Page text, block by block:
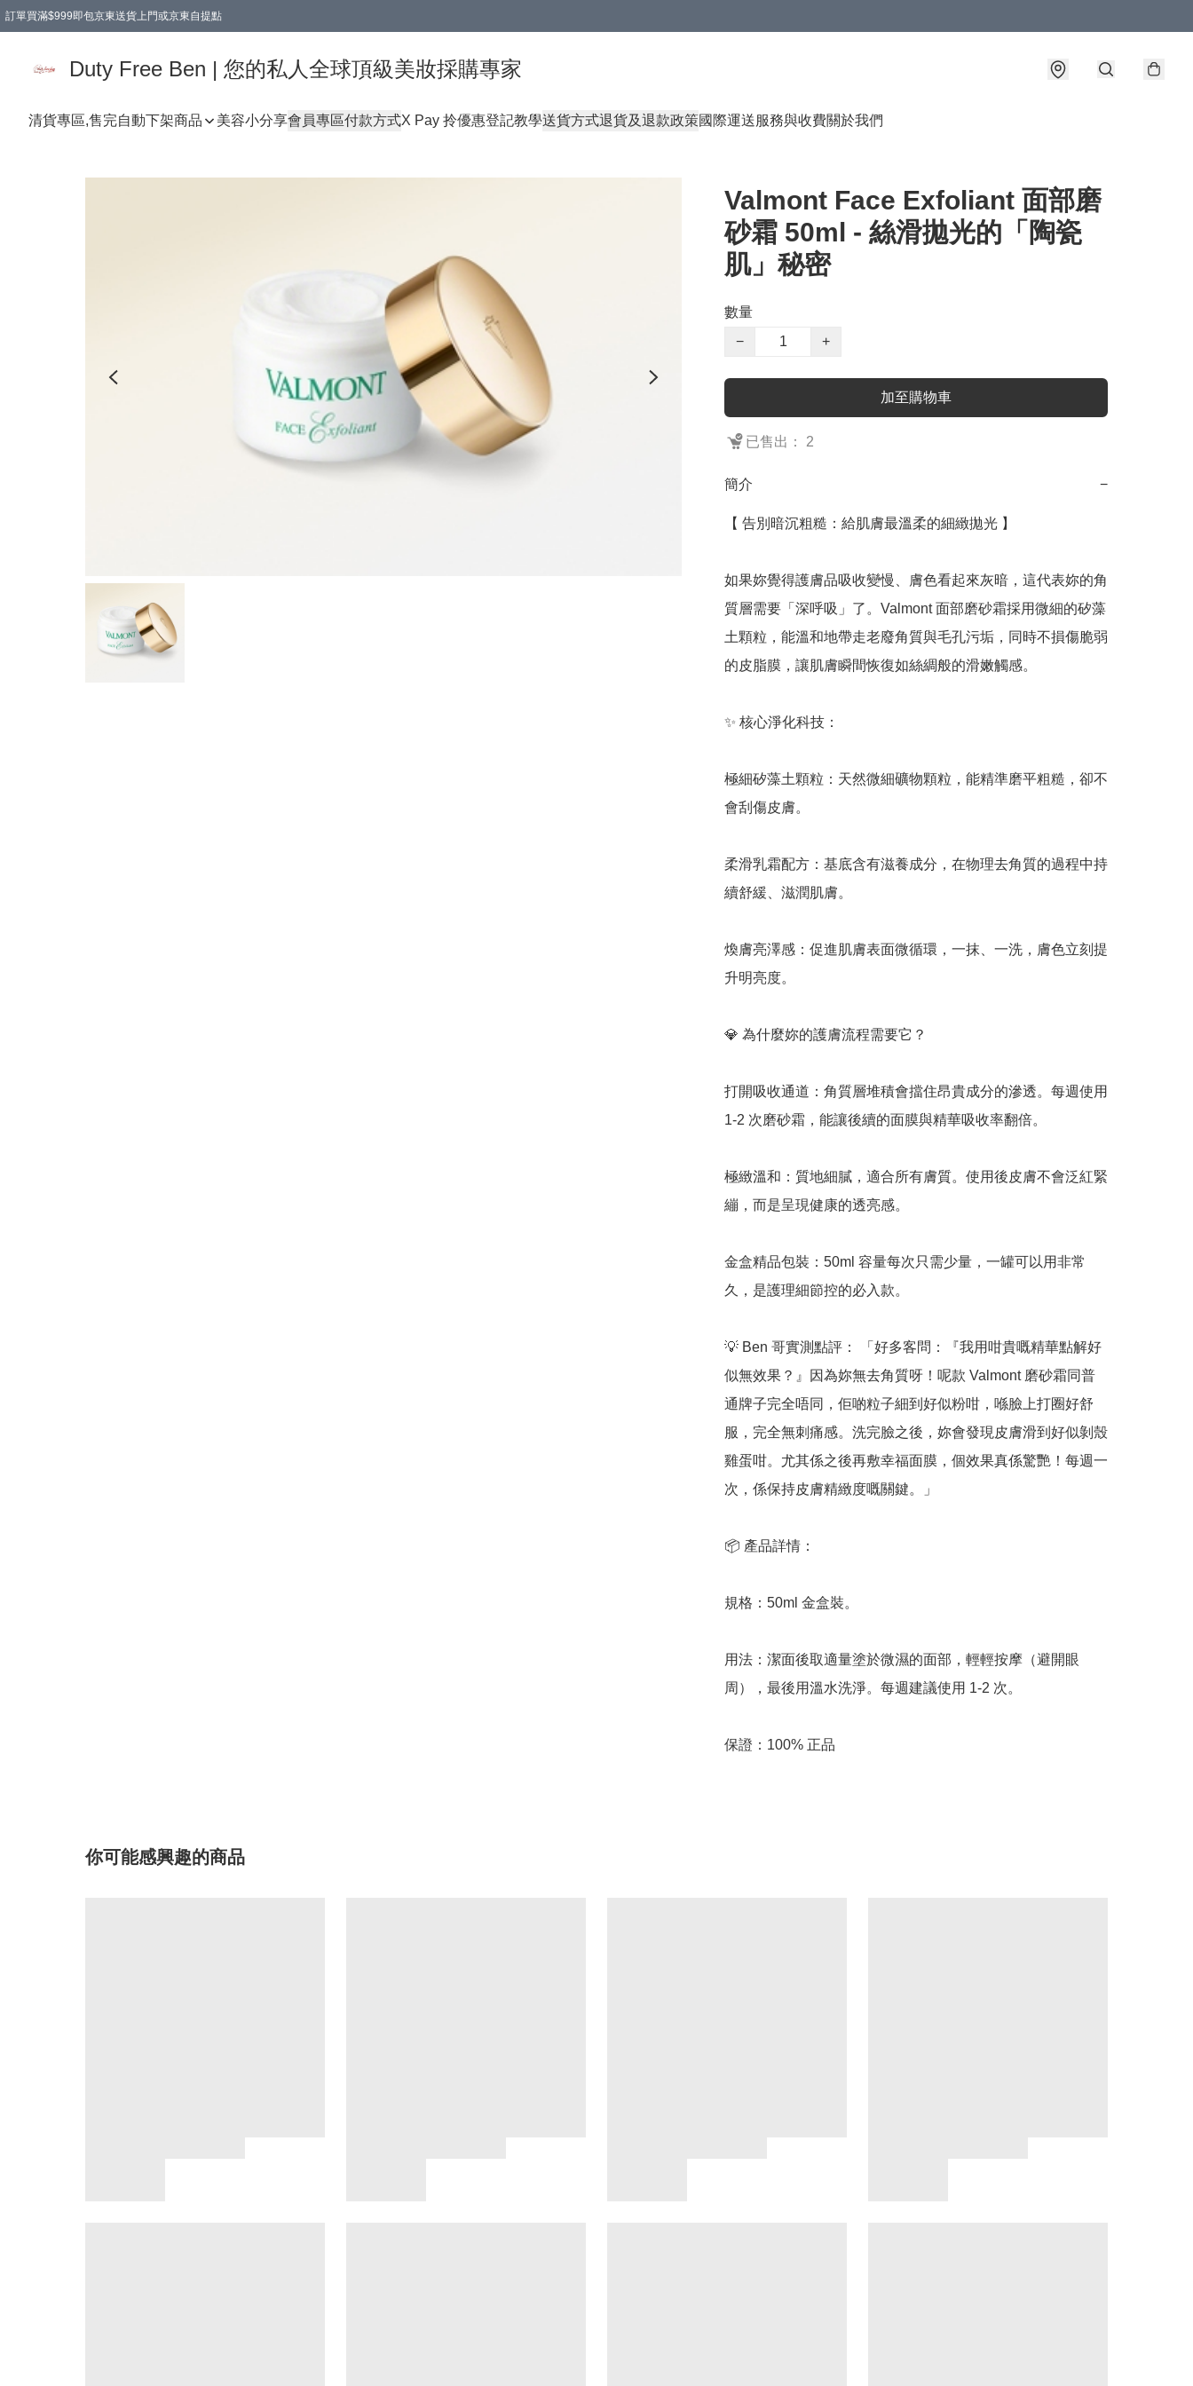
訂單買滿$999即包京東送貨上門或京東自提點
Duty Free Ben | 您的私人全球頂級美妝採購專家
清貨專區,售完自動下架商品 美容小分享會員專區付款方式X Pay 拎優惠登記教學送貨方式退貨及退款政策國際運送服務與收費關於我們
Valmont Face Exfoliant 面部磨
砂霜 50ml - 絲滑拋光的「陶瓷
肌」秘密
數量
−
+
加至購物車
已售出： 2
簡介 −
【 告別暗沉粗糙：給肌膚最溫柔的細緻拋光 】
如果妳覺得護膚品吸收變慢、膚色看起來灰暗，這代表妳的角
質層需要「深呼吸」了。Valmont 面部磨砂霜採用微細的矽藻
土顆粒，能溫和地帶走老廢角質與毛孔污垢，同時不損傷脆弱
的皮脂膜，讓肌膚瞬間恢復如絲綢般的滑嫩觸感。
✨ 核心淨化科技：
極細矽藻土顆粒：天然微細礦物顆粒，能精準磨平粗糙，卻不
會刮傷皮膚。
柔滑乳霜配方：基底含有滋養成分，在物理去角質的過程中持
續舒緩、滋潤肌膚。
煥膚亮澤感：促進肌膚表面微循環，一抹、一洗，膚色立刻提
升明亮度。
💎 為什麼妳的護膚流程需要它？
打開吸收通道：角質層堆積會擋住昂貴成分的滲透。每週使用
1-2 次磨砂霜，能讓後續的面膜與精華吸收率翻倍。
極緻溫和：質地細膩，適合所有膚質。使用後皮膚不會泛紅緊
繃，而是呈現健康的透亮感。
金盒精品包裝：50ml 容量每次只需少量，一罐可以用非常
久，是護理細節控的必入款。
💡 Ben 哥實測點評： 「好多客問：『我用咁貴嘅精華點解好
似無效果？』因為妳無去角質呀！呢款 Valmont 磨砂霜同普
通牌子完全唔同，佢啲粒子細到好似粉咁，喺臉上打圈好舒
服，完全無刺痛感。洗完臉之後，妳會發現皮膚滑到好似剝殼
雞蛋咁。尤其係之後再敷幸福面膜，個效果真係驚艷！每週一
次，係保持皮膚精緻度嘅關鍵。」
📦 產品詳情：
規格：50ml 金盒裝。
用法：潔面後取適量塗於微濕的面部，輕輕按摩（避開眼
周），最後用溫水洗淨。每週建議使用 1-2 次。
保證：100% 正品
你可能感興趣的商品